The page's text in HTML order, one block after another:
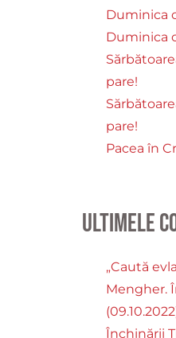
Duminica
Duminica
pare!
pare!
Pacea în
Ultimele
„Caută
Mengher.
Închinării